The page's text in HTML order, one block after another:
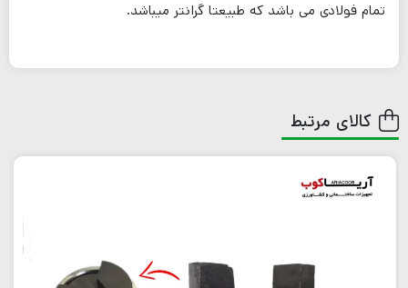
تمام فولادی می باشد که طبیعتا گرانتر میباشد.
کالای مرتبط